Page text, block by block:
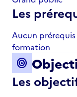
Les
Aucun
formation
target
Les